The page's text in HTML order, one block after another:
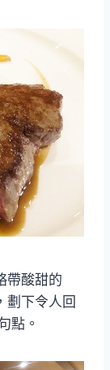
帶酸甜的
劃下令人回
點。